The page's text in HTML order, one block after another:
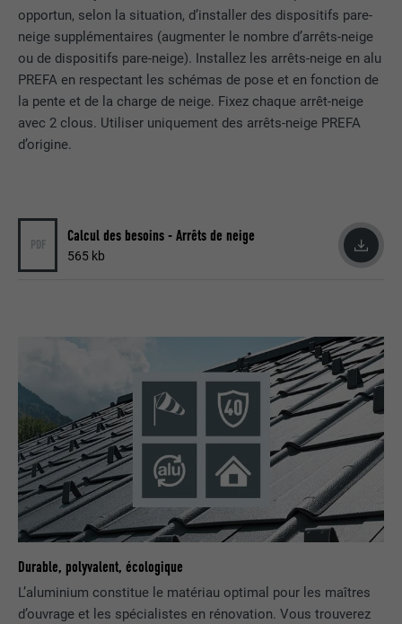
opportun, selon la situation, d’installer des dispositifs pare-
neige supplémentaires (augmenter le nombre d’arrêts-neige
ou de dispositifs pare-neige). Installez les arrêts-neige en alu
PREFA en respectant les schémas de pose et en fonction de
la pente et de la charge de neige. Fixez chaque arrêt-neige
avec 2 clous. Utiliser uniquement des arrêts-neige PREFA
d’origine.
PDF Calcul des besoins - Arrêts de neige
565 kb
Durable, polyvalent, écologique
L’aluminium constitue le matériau optimal pour les maîtres
d’ouvrage et les spécialistes en rénovation. Vous trouverez
FOURNISSEUR LinkedIn
EXPIRATION 3 mois
UTILITÉ Cookie identificateur de navigateur
EXPIRATION
NOM VISITOR_INFO1_LIVE
FOURNISSEUR
EXPIRATION 179 jours
UTILITÉ Mesure de la bande passante YouTube
NOM YSC